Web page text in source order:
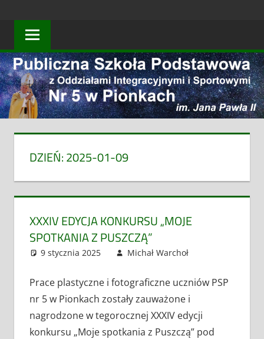
content
SZKOŁA
PODSTAWOWA
Z
ODDZIAŁAMI
I
SPORTOWYMI
NR
5
W
PIONKACH
DZIEŃ:2025-01-09
XXXIV EDYCJA KONKURSU „MOJE
SPOTKANIA Z PUSZCZĄ”
9 stycznia 2025
Michał Warchoł
Prace plastyczne i fotograficzne uczniów PSP
nr 5 w Pionkach zostały zauważone i
nagrodzone w tegorocznej XXXIV edycji
konkursu „Moje spotkania z Puszczą” pod